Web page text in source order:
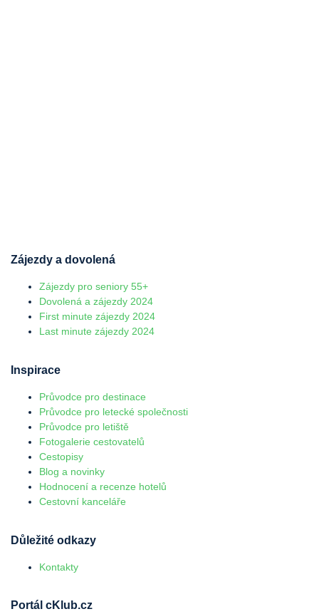
Zájezdy a dovolená
Zájezdy pro seniory 55+
Dovolená a zájezdy 2024
First minute zájezdy 2024
Last minute zájezdy 2024
Inspirace
Průvodce pro destinace
Průvodce pro letecké společnosti
Průvodce pro letiště
Fotogalerie cestovatelů
Cestopisy
Blog a novinky
Hodnocení a recenze hotelů
Cestovní kanceláře
Důležité odkazy
Kontakty
Portál cKlub.cz